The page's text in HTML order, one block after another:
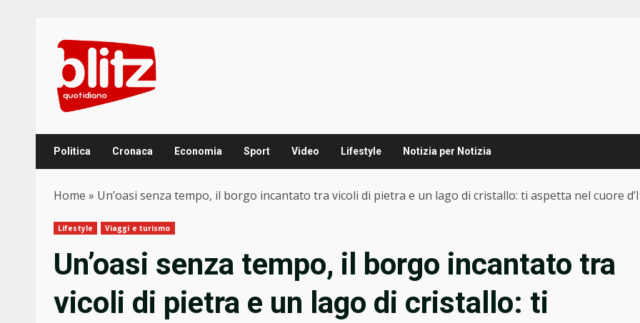
content
Politica Cronaca Economia Sport Video Lifestyle Notizia per Notizia
Home » Un’oasi senza tempo, il borgo incantato tra vicoli di pietra e un lago di cristallo: ti aspetta nel cuore
Lifestyle Viaggi e turismo
Un’oasi senza tempo, il borgo incantato tra
vicoli di pietra e un lago di cristallo: ti